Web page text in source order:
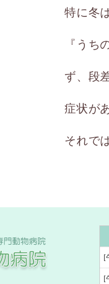
特に冬
『うち
ず、段
症状が
それで
[
[